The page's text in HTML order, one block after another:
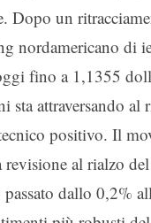
Dopo un
nordamericano di
fino a 1,1355
sta attraversando al
positivo. Il
revisione al rialzo
dallo 0,2%